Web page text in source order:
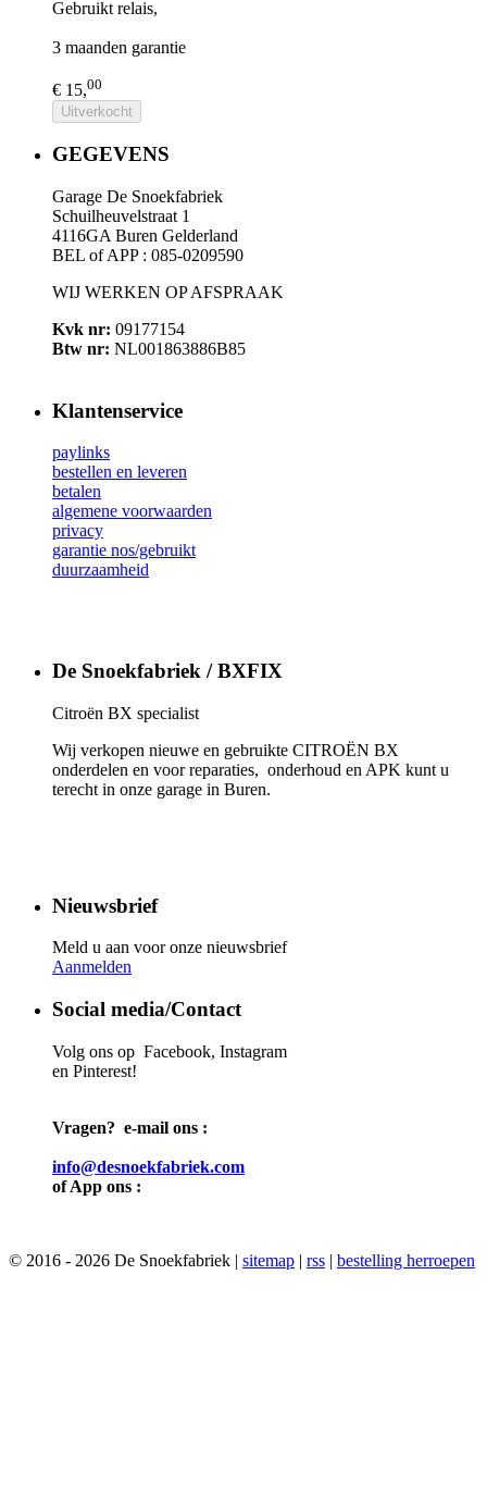
Gebruikt relais,
3 maanden garantie
€ 15,00
Uitverkocht
GEGEVENS
Garage De Snoekfabriek
Schuilheuvelstraat 1
4116GA Buren Gelderland
BEL of APP : 085-0209590
WIJ WERKEN OP AFSPRAAK
Kvk nr: 09177154
Btw nr: NL001863886B85
Klantenservice
paylinks
bestellen en leveren
betalen
algemene voorwaarden
privacy
garantie nos/gebruikt
duurzaamheid
De Snoekfabriek / BXFIX
Citroën BX specialist
Wij verkopen nieuwe en gebruikte CITROËN BX
onderdelen en voor reparaties, onderhoud en APK kunt u
terecht in onze garage in Buren.
Nieuwsbrief
Meld u aan voor onze nieuwsbrief
Aanmelden
Social media/Contact
Volg ons op Facebook, Instagram
en Pinterest!
Vragen? e-mail ons :
info@desnoekfabriek.com
of App ons :
© 2016 - 2026 De Snoekfabriek | sitemap | rss | bestelling herroepen